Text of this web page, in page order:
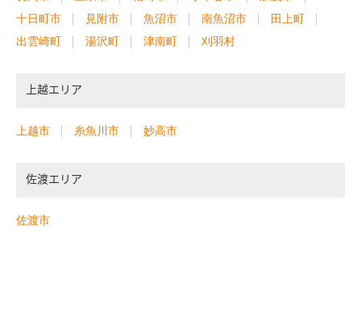
十日町市
見附市 魚沼市 南魚沼市
田上町
出雲崎町
湯沢町 津南町 刈羽村
上越エリア
上越市 糸魚川市 妙高市
佐渡エリア
佐渡市